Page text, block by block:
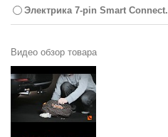
Электрика 7-pin Smart Connect.
Видео обзор товара